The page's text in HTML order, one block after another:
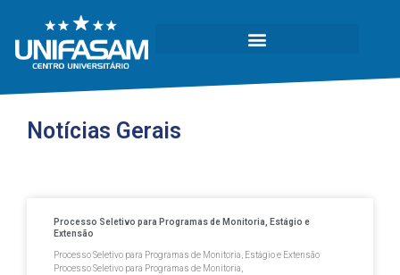
Notícias Gerais
Processo Seletivo para Programas de Monitoria, Estágio e
Extensão
Processo Seletivo para Programas de Monitoria, Estágio e Extensão
Processo Seletivo para Programas de Monitoria,